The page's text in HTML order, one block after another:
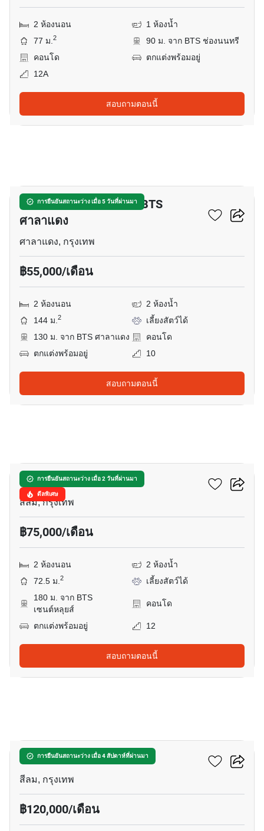
2 ห้องนอน
1 ห้องน้ำ
77 ม.2
90 ม. จาก BTS ช่องนนทรี
คอนโด
ตกแต่งพร้อมอยู่
12A
สอบถามตอนนี้
การยืนยันสถานะว่าง เมื่อ 5 วันที่ผ่านมา
คอนโด 2-ห้องนอน ใกล้ BTS
ศาลาแดง
ศาลาแดง, กรุงเทพ
฿55,000/เดือน
2 ห้องนอน
2 ห้องน้ำ
144 ม.2
เลี้ยงสัตว์ได้
130 ม. จาก BTS ศาลาแดง
คอนโด
ตกแต่งพร้อมอยู่
10
สอบถามตอนนี้
การยืนยันสถานะว่าง เมื่อ 2 วันที่ผ่านมา
ดีลพิเศษ
เทตต์ สาทร 12
สีลม, กรุงเทพ
฿75,000/เดือน
2 ห้องนอน
2 ห้องน้ำ
72.5 ม.2
เลี้ยงสัตว์ได้
180 ม. จาก BTS
เซนต์หลุยส์
คอนโด
ตกแต่งพร้อมอยู่ 12
สอบถามตอนนี้
การยืนยันสถานะว่าง เมื่อ 4 สัปดาห์ที่ผ่านมา
ศาลาแดง วัน
สีลม, กรุงเทพ
฿120,000/เดือน